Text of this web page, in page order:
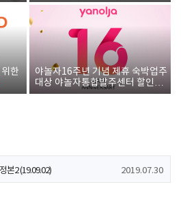
한
야놀자16주년 기념 제휴 숙박업주
대상 야놀자통합발주센터 할인쿠
폰 증정
(19.09.02)
본2 (19.09.02) 2019.07.30